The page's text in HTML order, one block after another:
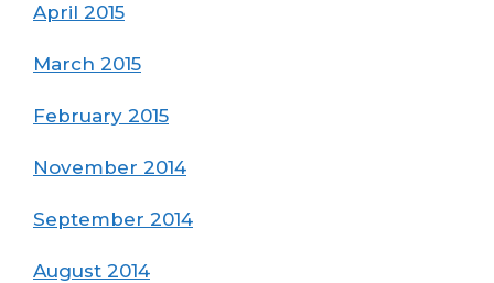
April 2015
March 2015
February 2015
November 2014
September 2014
August 2014